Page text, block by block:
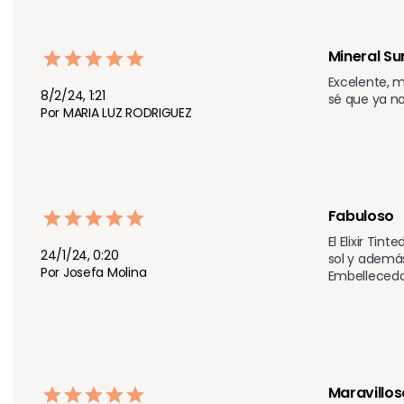
8/2/24, 1:21
Por MARIA LUZ RODRIGUEZ
Mineral
Excelente,
sé que ya
24/1/24, 0:20
Por Josefa Molina
Fabuloso
El Elixir
sol y